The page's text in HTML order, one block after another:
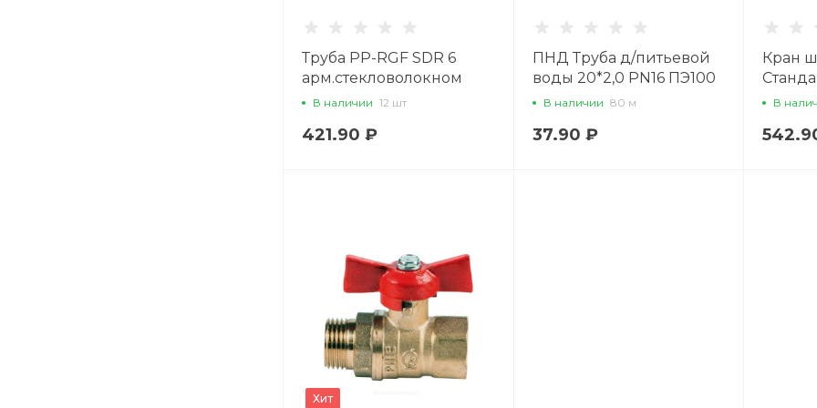
Труба PP-RGF SDR 6
арм.стекловолокном
Дн25*4,2 Ру25 SDR 6
В наличии 12 шт
421.90 ₽
ПНД Труба д/питьевой
воды 20*2,0 PN16 ПЭ100
В наличии 80 м
37.90 ₽
Кран
Ду25
В
Хит